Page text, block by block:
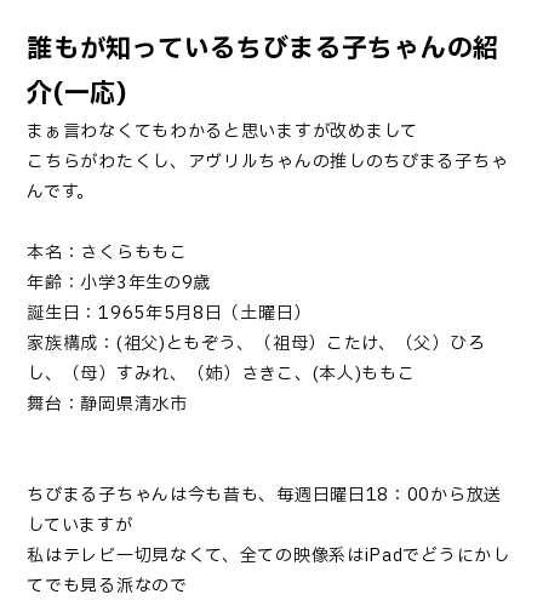
誰もが知っているちびまる子ちゃんの紹
介(一応)
まぁ言わなくてもわかると思いますが改めまして
こちらがわたくし、アヴリルちゃんの推しのちびまる子ちゃ
んです。
本名：さくらももこ
年齢：小学3年生の9歳
誕生日：1965年5月8日（土曜日）
家族構成：(祖父)ともぞう、（祖母）こたけ、（父）ひろ
し、（母）すみれ、（姉）さきこ、(本人)ももこ
舞台：静岡県清水市
ちびまる子ちゃんは今も昔も、毎週日曜日18：00から放送
していますが
私はテレビ一切見なくて、全ての映像系はiPadでどうにかし
てでも見る派なので